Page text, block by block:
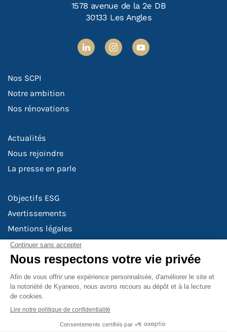
1578 avenue de la 2e DB
30133 Les Angles
Nos SCPI
Notre ambition
Nos rénovations
Actualités
Nous rejoindre
La presse en parle
Objectifs ESG
Avertissements
Mentions légales
Risques de durabilité
Politique de rémunération
Politique de confidentialité